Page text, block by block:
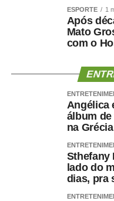
A relação entre
alguns mecanismos
reduzir o gasto
como hipertensão,
elevado afetam os
coração quanto o
Por isso, preservar
questão estética. É
metabólica,
ESPORTE 1
Após
Mato
com o
Angélica
álbum
na Grécia
Sthefany
lado do
dias, pra